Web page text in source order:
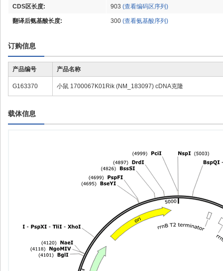
CDS区长度: 903 (查看编码区序列)
翻译后氨基酸长度: 300 (查看氨基酸序列)
订购信息
产品编号 产品名称
G163370 小鼠 1700067K01Rik (NM_183097) cDNA克隆
载体信息